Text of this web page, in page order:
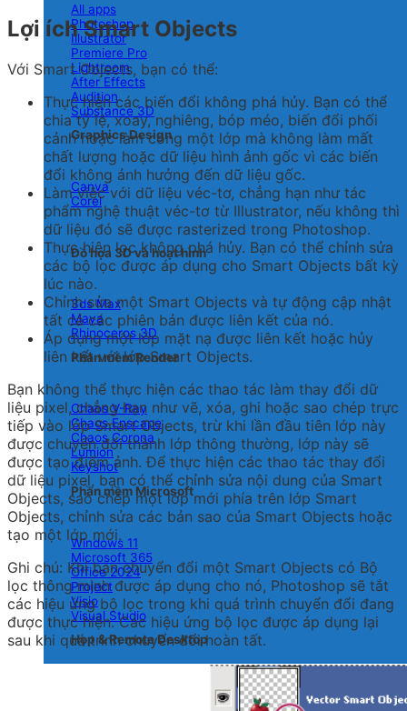
All apps
Photoshop
Illustrator
Premiere Pro
Lightroom
After Effects
Audition
Substance 3D
Graphics Design
Canva
Corel
Đồ họa 3D và hoạt hình
3ds Max
Maya
Rhinoceros 3D
Phần mềm Render
Chaos V-Ray
Chaos Enscape
Chaos Corona
Lumion
Keyshot
Phần mềm Microsoft
Windows 11
Microsoft 365
Office 2024
Project
Visio
Visual Studio
Họp & Remote Desktop
Lợi ích Smart Objects
Với Smart Objects, bạn có thể:
Thực hiện các biến đổi không phá hủy. Bạn có thể
chia tỷ lệ, xoay, nghiêng, bóp méo, biến đổi phối
cảnh hoặc làm cong một lớp mà không làm mất
chất lượng hoặc dữ liệu hình ảnh gốc vì các biến
đổi không ảnh hưởng đến dữ liệu gốc.
Làm việc với dữ liệu véc-tơ, chẳng hạn như tác
phẩm nghệ thuật véc-tơ từ Illustrator, nếu không thì
dữ liệu đó sẽ được rasterized trong Photoshop.
Thực hiện lọc không phá hủy. Bạn có thể chỉnh sửa
các bộ lọc được áp dụng cho Smart Objects bất kỳ
lúc nào.
Chỉnh sửa một Smart Objects và tự động cập nhật
tất cả các phiên bản được liên kết của nó.
Áp dụng một lớp mặt nạ được liên kết hoặc hủy
liên kết với lớp Smart Objects.
Bạn không thể thực hiện các thao tác làm thay đổi dữ
liệu pixel, chẳng hạn như vẽ, xóa, ghi hoặc sao chép trực
tiếp vào lớp Smart Objects, trừ khi lần đầu tiên lớp này
được chuyển đổi thành lớp thông thường, lớp này sẽ
được tạo điểm ảnh. Để thực hiện các thao tác thay đổi
dữ liệu pixel, bạn có thể chỉnh sửa nội dung của Smart
Objects, sao chép một lớp mới phía trên lớp Smart
Objects, chỉnh sửa các bản sao của Smart Objects hoặc
tạo một lớp mới.
Ghi chú: Khi bạn chuyển đổi một Smart Objects có Bộ
lọc thông minh được áp dụng cho nó, Photoshop sẽ tắt
các hiệu ứng bộ lọc trong khi quá trình chuyển đổi đang
được thực hiện. Các hiệu ứng bộ lọc được áp dụng lại
sau khi quá trình chuyển đổi hoàn tất.